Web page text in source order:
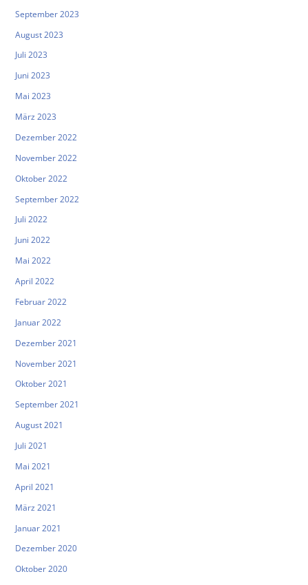
September 2023
August 2023
Juli 2023
Juni 2023
Mai 2023
März 2023
Dezember 2022
November 2022
Oktober 2022
September 2022
Juli 2022
Juni 2022
Mai 2022
April 2022
Februar 2022
Januar 2022
Dezember 2021
November 2021
Oktober 2021
September 2021
August 2021
Juli 2021
Mai 2021
April 2021
März 2021
Januar 2021
Dezember 2020
Oktober 2020